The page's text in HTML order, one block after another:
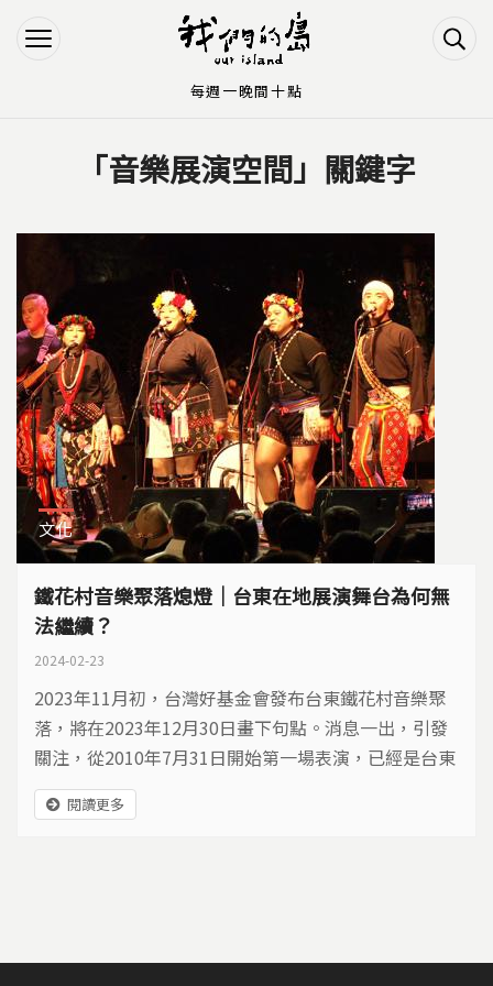
Jump to Navigation
Jump to Main content
「音樂展演空間」關鍵字
文化
鐵花村音樂聚落熄燈｜台東在地展演舞台為何無
法繼續？
2024-02-23
2023年11月初，台灣好基金會發布台東鐵花村音樂聚
落，將在2023年12月30日畫下句點。消息一出，引發
關注，從2010年7月31日開始第一場表演，已經是台東
熱門地標的鐵花村音樂聚落，為什麼要熄燈？
閱讀更多
每週一晚間十點